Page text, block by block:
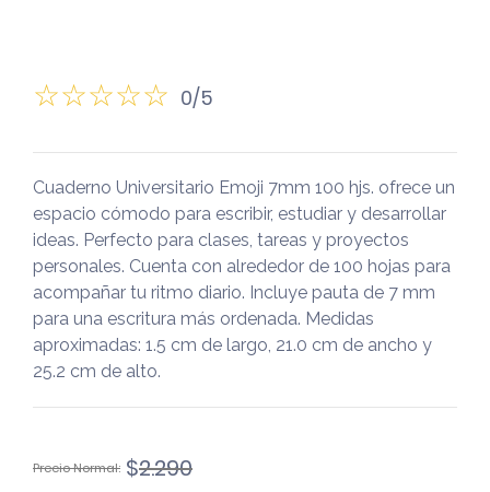
0/5
Cuaderno Universitario Emoji 7mm 100 hjs. ofrece un
espacio cómodo para escribir, estudiar y desarrollar
ideas. Perfecto para clases, tareas y proyectos
personales. Cuenta con alrededor de 100 hojas para
acompañar tu ritmo diario. Incluye pauta de 7 mm
para una escritura más ordenada. Medidas
aproximadas: 1.5 cm de largo, 21.0 cm de ancho y
25.2 cm de alto.
$2.290
El
El